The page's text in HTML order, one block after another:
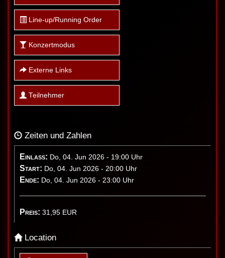
Line-up/Running Order
Konzertmodus
Externe Links
Teilnehmer
Zeiten und Zahlen
Einlass: Do, 04. Jun 2026 - 19:00 Uhr
Start: Do, 04. Jun 2026 - 20:00 Uhr
Ende: Do, 04. Jun 2026 - 23:00 Uhr
Preis: 31,95 EUR
Location